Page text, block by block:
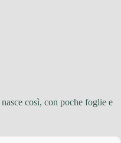
nasce così, con poche foglie e